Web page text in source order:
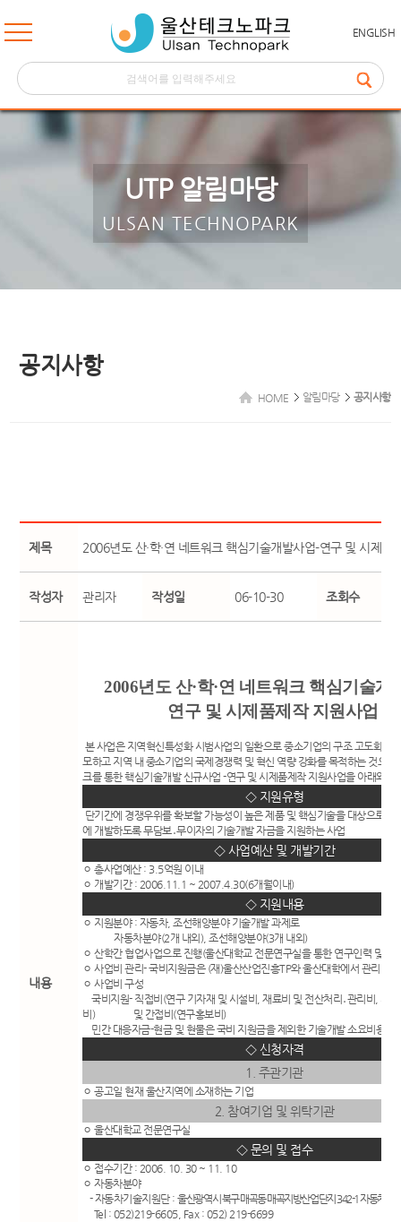
ENGLISH
UTP 알림마당
ULSAN TECHNOPARK
공지사항
HOME 알림마당 공지사항
제목 2006년도 산·학·연 네트워크 핵심기술개발사업-연구 및 시제품
작성자 관리자 작성일 06-10-30 조회수
내용
2006년도 산·학·연 네트워크 핵심기술개
연구 및 시제품제작 지원사업
본 사업은 지역혁신특성화 시범사업의 일환으로 중소기업의 구조 고도화와
모하고 지역 내 중소기업의 국제경쟁력 및 혁신 역량 강화를 목적하는 것으로
크를 통한 핵심기술개발 신규사업 -연구 및 시제품제작 지원사업을 아래와
◇ 지원유형
단기간에 경쟁우위를 확보할 가능성이 높은 제품 및 핵심기술을 대상으로 6
에 개발하도록 무담보․무이자의 기술개발 자금을 지원하는 사업
◇ 사업예산 및 개발기간
ㅇ 총사업예산 : 3.5억원 이내
ㅇ 개발기간 : 2006.11.1 ~ 2007.4.30(6개월이내)
◇ 지원내용
ㅇ 지원분야 : 자동차, 조선해양분야 기술개발 과제로
자동차분야(2개 내외), 조선해양분야(3개 내외)
ㅇ 산학간 협업사업으로 진행(울산대학교 전문연구실을 통한 연구인력 및 기
ㅇ 사업비 관리- 국비지원금은 (재)울산산업진흥TP와 울산대학에서 관리
ㅇ 사업비 구성
국비지원- 직접비(연구 기자재 및 시설비, 재료비 및 전산처리․관리비, 시
비) 및 간접비(연구홍보비)
민간 대응자금-현금 및 현물은 국비 지원금을 제외한 기술개발 소요비용
◇ 신청자격
1. 주관기관
ㅇ 공고일 현재 울산지역에 소재하는 기업
2. 참여기업 및 위탁기관
ㅇ 울산대학교 전문연구실
◇ 문의 및 접수
ㅇ 접수기간 : 2006. 10. 30 ~ 11. 10
ㅇ 자동차분야
- 자동차기술지원단 :울산광역시 북구 매곡동 매곡지방산업단지 342-1 자동차부
Tel : 052)219-6605, Fax : 052) 219-6699